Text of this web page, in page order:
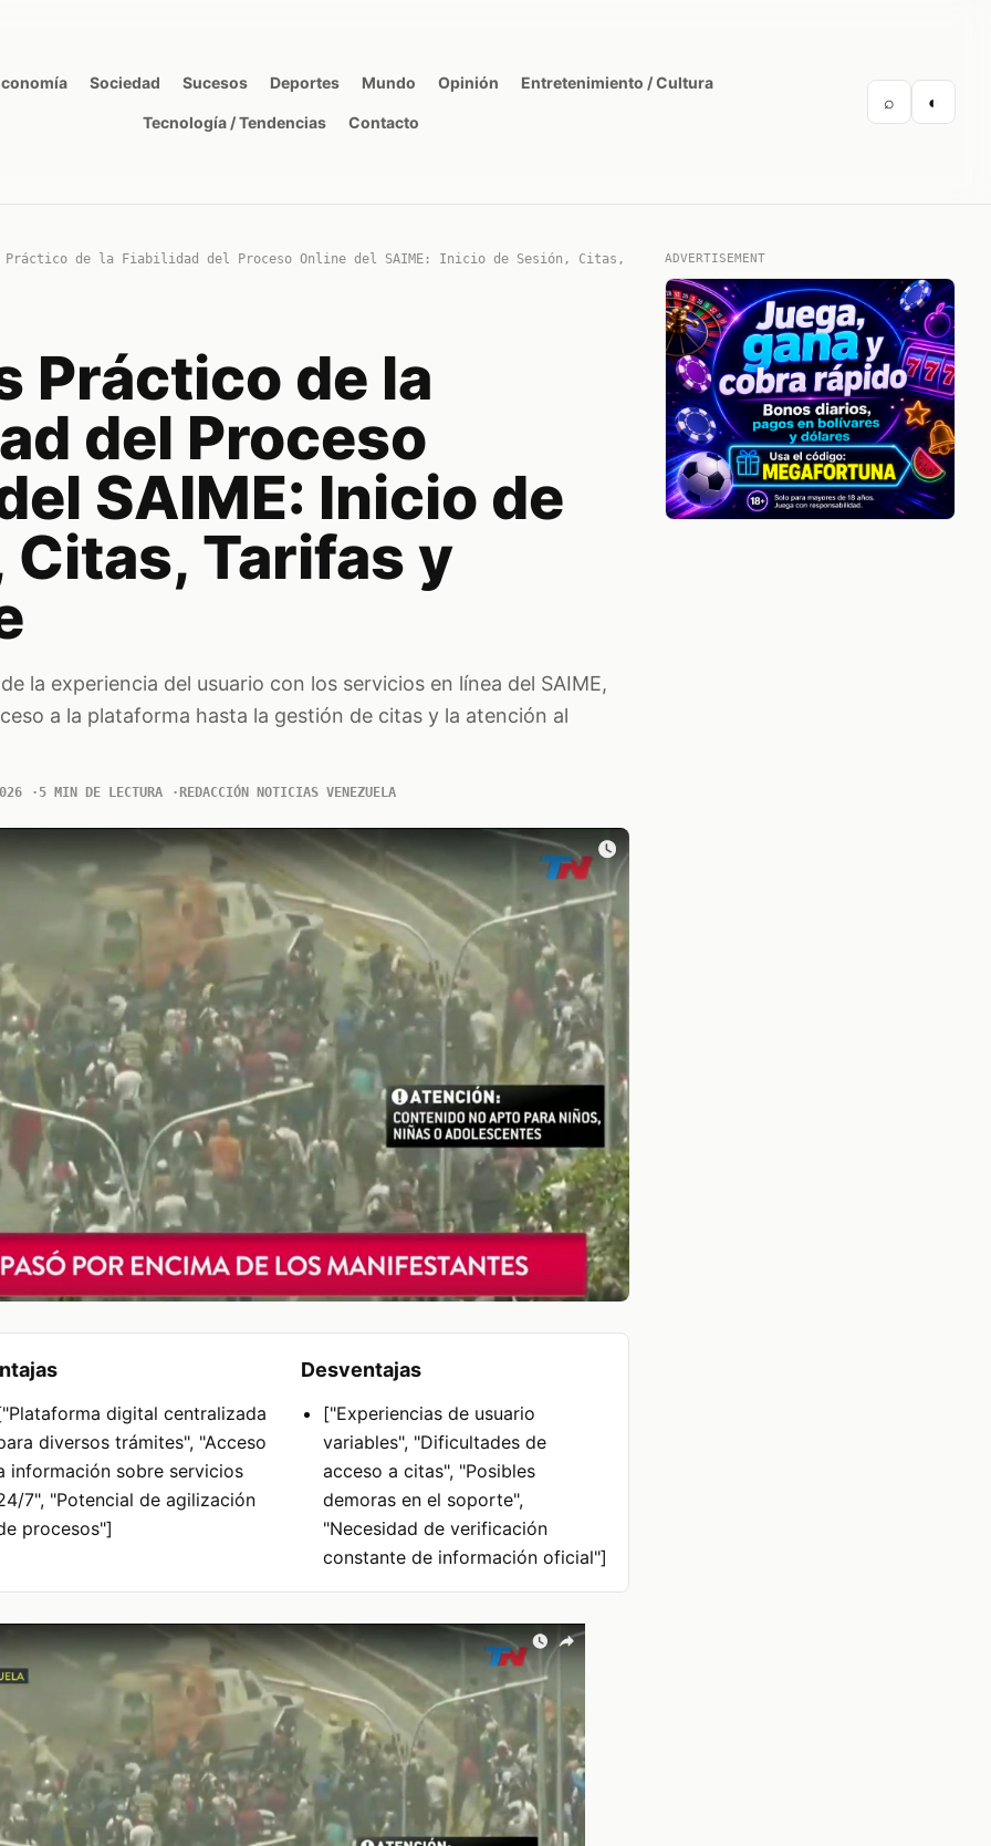
Sociedad Sucesos Deportes Mundo Opinión Entretenimiento / Cultura
Tecnología / Tendencias Contacto
⌕ ◐
de la Fiabilidad del Proceso Online del SAIME: Inicio de Sesión, Citas,
Práctico de la
del Proceso
SAIME: Inicio de
Citas, Tarifas y
la experiencia del usuario con los servicios en línea del SAIME,
a la plataforma hasta la gestión de citas y la atención al
5 MIN DE LECTURA REDACCIÓN NOTICIAS VENEZUELA
digital centralizada
diversos trámites", "Acceso
información sobre servicios
7", "Potencial de agilización
procesos"]
Desventajas
["Experiencias de usuario
variables", "Dificultades de
acceso a citas", "Posibles
demoras en el soporte",
"Necesidad de verificación
constante de información oficial"]
ADVERTISEMENT